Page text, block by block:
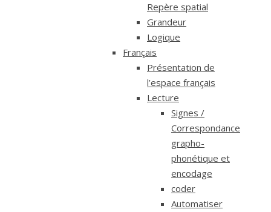
Repère spatial
Grandeur
Logique
Français
Présentation de
l’espace français
Lecture
Signes /
Correspondance
grapho-
phonétique et
encodage
coder
Automatiser